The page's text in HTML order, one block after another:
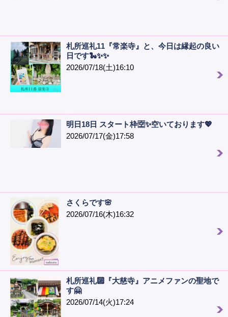
札所巡礼11『常楽寺』と、今日は縁起の良い
日です🐍✨✨
2026/07/18(土)16:10
明日18日 スタート枠🈳✨空いております💖
2026/07/17(金)17:58
さくらです🌸
2026/07/16(木)16:32
札所巡礼🔟『大慈寺』アニメファンの聖地で
す🤗
2026/07/14(火)17:24